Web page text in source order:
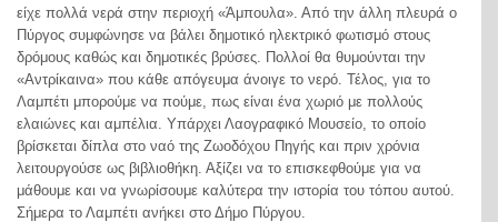
είχε πολλά νερά στην περιοχή «Άμπουλα». Από την άλλη πλευρά ο
Πύργος συμφώνησε να βάλει δημοτικό ηλεκτρικό φωτισμό στους
δρόμους καθώς και δημοτικές βρύσες. Πολλοί θα θυμούνται την
«Αντρίκαινα» που κάθε απόγευμα άνοιγε το νερό. Τέλος, για το
Λαμπέτι μπορούμε να πούμε, πως είναι ένα χωριό με πολλούς
ελαιώνες και αμπέλια. Υπάρχει Λαογραφικό Μουσείο, το οποίο
βρίσκεται δίπλα στο ναό της Ζωοδόχου Πηγής και πριν χρόνια
λειτουργούσε ως βιβλιοθήκη. Αξίζει να το επισκεφθούμε για να
μάθουμε και να γνωρίσουμε καλύτερα την ιστορία του τόπου αυτού.
Σήμερα το Λαμπέτι ανήκει στο Δήμο Πύργου.